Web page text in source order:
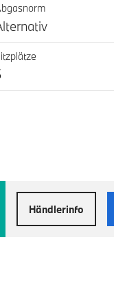
Händlerinfo